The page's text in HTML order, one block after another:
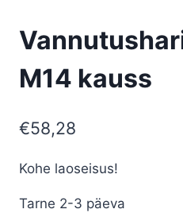
M14 kauss
€58,28
Kohe laoseisus!
Tarne 2-3 päeva